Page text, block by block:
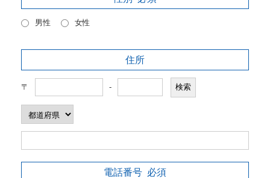
男性 女性
住所
〒 -
電話番号 必須